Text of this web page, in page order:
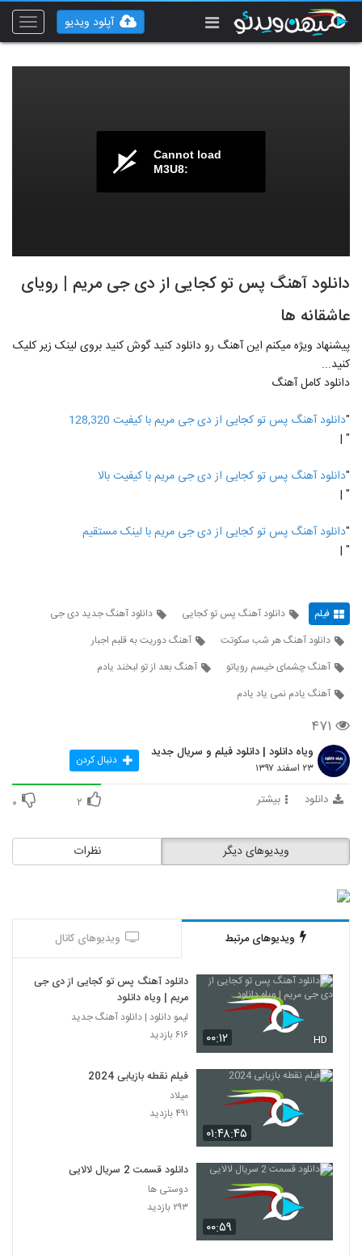
Toggle
آپلود ویدیو
Cannot load
M3U8:
دانلود آهنگ پس تو کجایی از دی جی مریم | رویای
عاشقانه ها
پیشنهاد ویژه میکنم این آهنگ رو دانلود کنید گوش کنید بروی لینک زیر کلیک
کنید...
دانلود کامل آهنگ
"دانلود آهنگ پس تو کجایی از دی جی مریم با کیفیت 128,320
" |
"دانلود آهنگ پس تو کجایی از دی جی مریم با کیفیت بالا
" |
"دانلود آهنگ پس تو کجایی از دی جی مریم با لینک مستقیم
" |
فیلم دانلود آهنگ پس تو کجایی
دانلود آهنگ جدید دی جی
دانلود آهنگ هر شب سکوتت
آهنگ دوریت به قلبم اجبار
آهنگ چشمای خیسم رویاتو
آهنگ بعد از تو لبخند یادم
آهنگ یادم نمی یاد یادم
۴۷۱
ویاه دانلود | دانلود فیلم و سریال جدید
۲۳ اسفند ۱۳۹۷ دنبال کردن
دانلود بیشتر ۲ ۰
نظرات ویدیوهای دیگر
ویدیوهای مرتبط ویدیوهای کانال
۰۰:۱۲ HD
دانلود آهنگ پس تو کجایی از دی جی
مریم | ویاه دانلود
لیمو دانلود | دانلود آهنگ جدید
۶۱۶ بازدید
۰۱:۴۸:۴۵
فیلم نقطه بازیابی 2024
میلاد
۴۹۱ بازدید
۰۰:۵۹
دانلود قسمت 2 سریال لالایی
دوستی ها
۲۹۳ بازدید